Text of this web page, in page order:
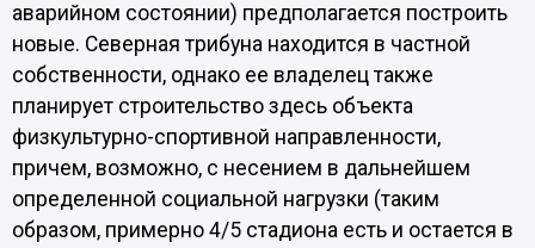
аварийном состоянии) предполагается построить
новые. Северная трибуна находится в частной
собственности, однако ее владелец также
планирует строительство здесь объекта
физкультурно-спортивной направленности,
причем, возможно, с несением в дальнейшем
определенной социальной нагрузки (таким
образом, примерно 4/5 стадиона есть и остается в